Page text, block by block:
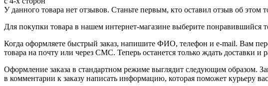
У данного товара нет отзывов. Станьте первым, кто оставил отзыв об этом
Для покупки товара в нашем интернет-магазине выберите понравившийся
Когда оформляете быстрый заказ, напишите ФИО, телефон и e-mail. Вам
товара на почту или через СМС. Теперь останется только ждать доставки и
Оформление заказа в стандартном режиме выглядит следующим образом.
в комментарии к заказу написать информацию, которая поможет курьеру